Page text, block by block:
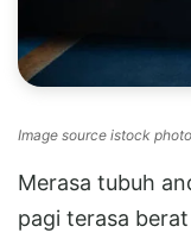
Image source istock photo
Merasa tubuh
pagi terasa